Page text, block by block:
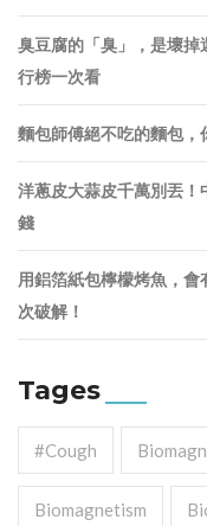
臭豆腐的「臭」，是壞
行榜一次看
麵包師傅絕不吃的麵包，
洋蔥皮大蒜皮千萬別丟
錢
用鋁箔紙包檸檬烤魚，
次破解！
Tages
#cough
Biomagnetism